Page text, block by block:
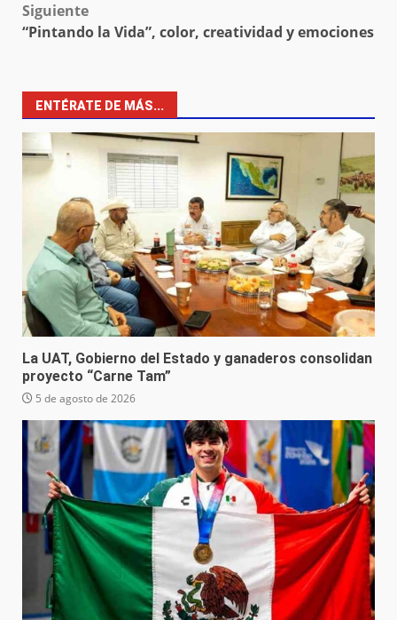
Siguiente
“Pintando la Vida”, color, creatividad y emociones
ENTÉRATE DE MÁS...
La UAT, Gobierno del Estado y ganaderos consolidan
proyecto “Carne Tam”
5 de agosto de 2026